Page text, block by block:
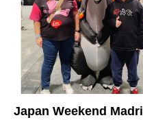
Japan Weekend